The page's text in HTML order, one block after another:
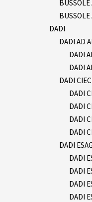
DADI
DADI AD
DADI
DADI
DADI
DADI
DADI
DADI
DADI
DADI
DADI
DADI
DADI
DADI